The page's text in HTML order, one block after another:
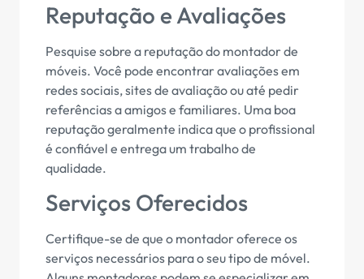
Reputação e Avaliações
Pesquise sobre a reputação do montador de
móveis. Você pode encontrar avaliações em
redes sociais, sites de avaliação ou até pedir
referências a amigos e familiares. Uma boa
reputação geralmente indica que o profissional
é confiável e entrega um trabalho de
qualidade.
Serviços Oferecidos
Certifique-se de que o montador oferece os
serviços necessários para o seu tipo de móvel.